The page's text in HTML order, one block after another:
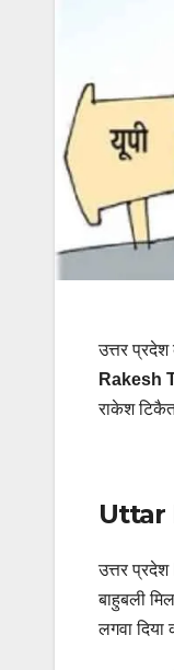
उत्तर
Rakesh
राकेश
Uttar
उत्तर
बाहुबली
लगवा दिया